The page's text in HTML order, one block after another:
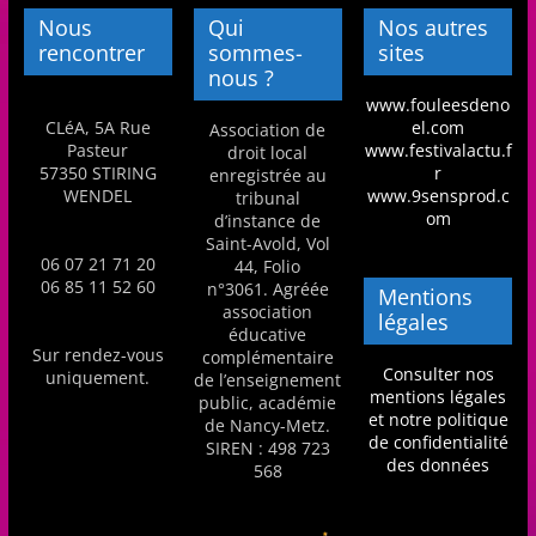
a
t
i
o
n
à
p
a
r
t
i
r
d
Nous
rencontrer
CLéA, 5A Rue
Pasteur
57350 STIRING
WENDEL
06 07 21 71 20
06 85 11 52 60
Sur rendez-vous
uniquement.
Qui
sommes-
nous ?
Association de
droit local
enregistrée au
tribunal
d’instance de
Saint-Avold, Vol
44, Folio
n°3061. Agréée
association
éducative
complémentaire
de l’enseignement
public, académie
de Nancy-Metz.
SIREN : 498 723
568
Nos autres
sites
www.fouleesdeno
el.com
www.festivalactu.f
r
www.9sensprod.c
om
Mentions
légales
Consulter nos
mentions légales
et notre politique
de confidentialité
des données